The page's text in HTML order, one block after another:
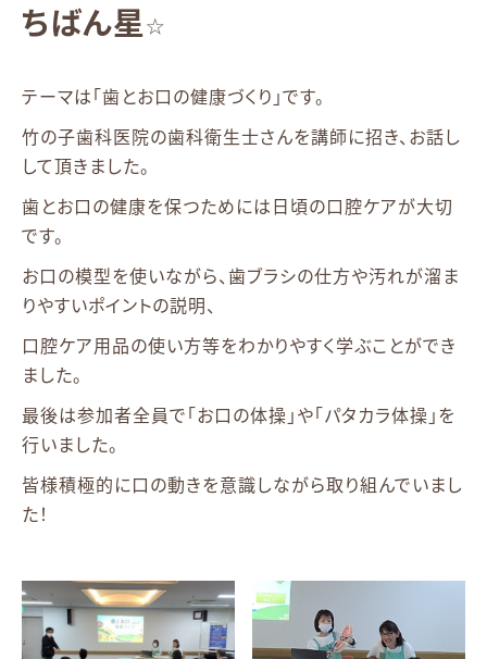
ちばん星☆
テーマは「歯とお口の健康づくり」です。
竹の子歯科医院の歯科衛生士さんを講師に招き、お話し
して頂きました。
歯とお口の健康を保つためには日頃の口腔ケアが大切
です。
お口の模型を使いながら、歯ブラシの仕方や汚れが溜ま
りやすいポイントの説明、
口腔ケア用品の使い方等をわかりやすく学ぶことができ
ました。
最後は参加者全員で「お口の体操」や「パタカラ体操」を
行いました。
皆様積極的に口の動きを意識しながら取り組んでいまし
た！